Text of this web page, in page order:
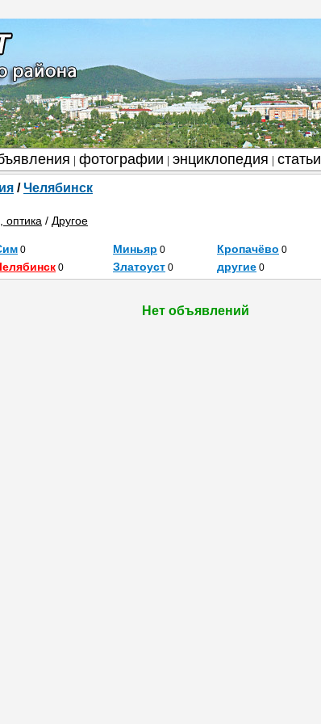
фотографии энциклопедия статьи
/Челябинск
оптика / Другое
0 Миньяр 0 Кропачёво 0
0 Златоуст 0 другие 0
Нет объявлений